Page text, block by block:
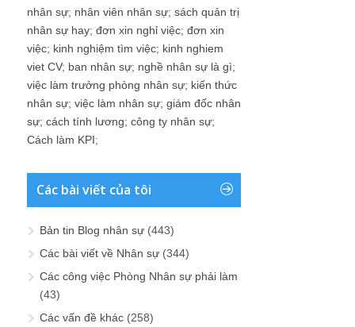
nhân sự; nhân viên nhân sự; sách quản trị
nhân sự hay; đơn xin nghỉ việc; đơn xin
việc; kinh nghiệm tìm việc; kinh nghiem
viet CV; ban nhân sự; nghề nhân sự là gì;
việc làm trưởng phòng nhân sự; kiến thức
nhân sự; việc làm nhân sự; giám đốc nhân
sự; cách tính lương; công ty nhân sự;
Cách làm KPI;
Các bài viết của tôi
Bản tin Blog nhân sự (443)
Các bài viết về Nhân sự (344)
Các công việc Phòng Nhân sự phải làm
(43)
Các vấn đề khác (258)